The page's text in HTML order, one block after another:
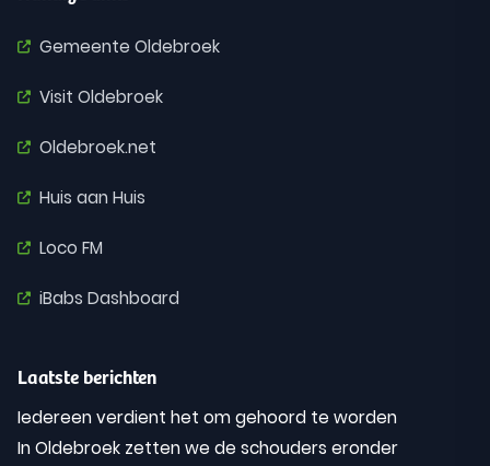
Gemeente Oldebroek
Visit Oldebroek
Oldebroek.net
Huis aan Huis
Loco FM
iBabs Dashboard
Laatste berichten
Iedereen verdient het om gehoord te worden
In Oldebroek zetten we de schouders eronder